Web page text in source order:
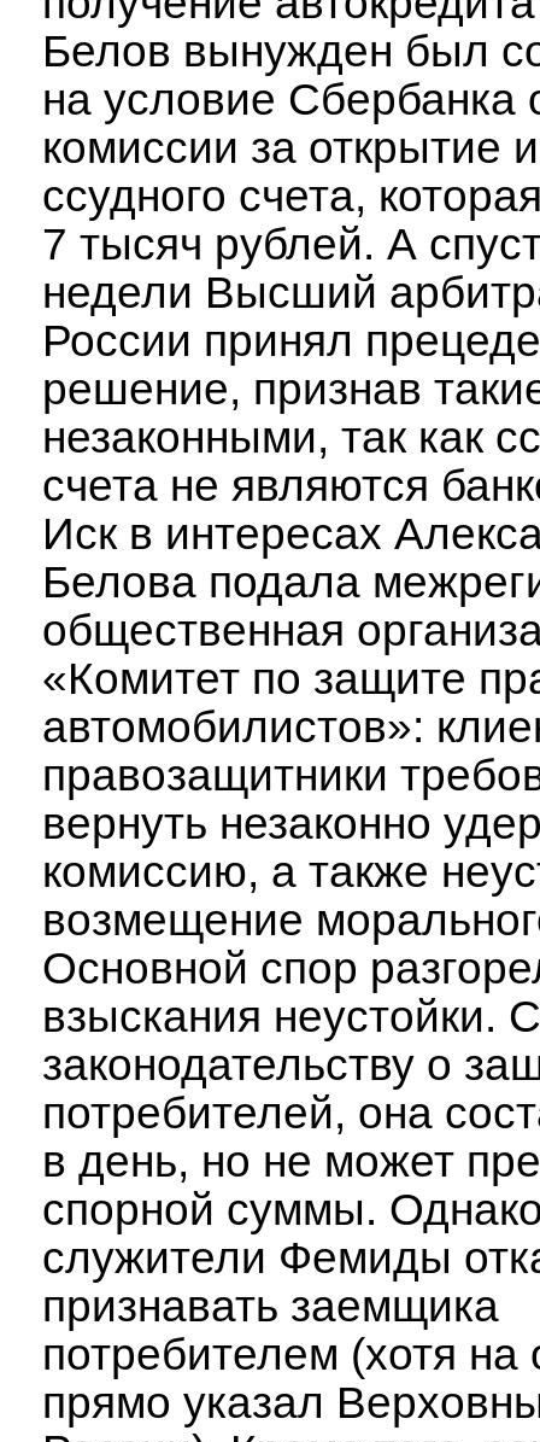
Белов вынужден был
на условие Сбербанка
комиссии за открытие
ссудного счета,
7 тысяч рублей. А
недели Высший
России принял
решение, признав
незаконными, так как
счета не являются
Иск в интересах
Белова подала
общественная
«Комитет по защите
автомобилистов»:
правозащитники
вернуть незаконно
комиссию, а также
возмещение
Основной спор
взыскания неустойки.
законодательству о
потребителей, она
в день, но не может
спорной суммы.
служители Фемиды
признавать заемщика
потребителем (хотя на
прямо указал